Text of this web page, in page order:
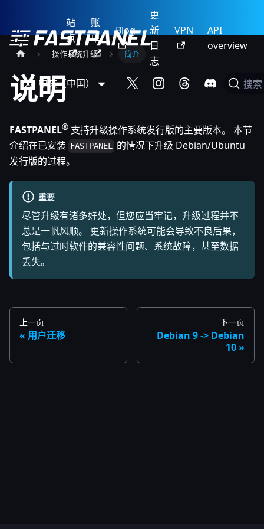
站
点
账
单
Blog
更
新
日
志
VPN
API
overview
中文（中国） 搜索
操作系统升级 简介
说明
FASTPANEL® 支持升级操作系统发行版的主要版本。 本节
介绍在已安装 FASTPANEL 的情况下升级 Debian/Ubuntu
发行版的过程。
重要
尽管升级有诸多好处，但您应当牢记，升级过程并不
总是一帆风顺。 更新操作系统可能会导致不良后果，
包括与过时软件的兼容性问题、系统故障，甚至数据
丢失。
上一页
用户迁移
下一页
Debian 9 -> Debian
10